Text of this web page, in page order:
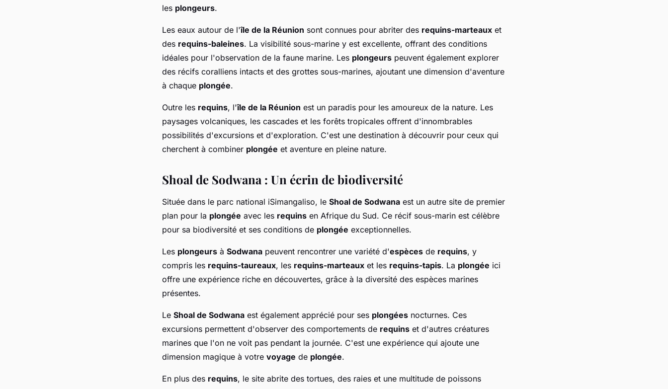
les plongeurs.
Les eaux autour de l'île de la Réunion sont connues pour abriter des requins-marteaux et
des requins-baleines. La visibilité sous-marine y est excellente, offrant des conditions
idéales pour l'observation de la faune marine. Les plongeurs peuvent également explorer
des récifs coralliens intacts et des grottes sous-marines, ajoutant une dimension d'aventure
à chaque plongée.
Outre les requins, l'île de la Réunion est un paradis pour les amoureux de la nature. Les
paysages volcaniques, les cascades et les forêts tropicales offrent d'innombrables
possibilités d'excursions et d'exploration. C'est une destination à découvrir pour ceux qui
cherchent à combiner plongée et aventure en pleine nature.
Shoal de Sodwana : Un écrin de biodiversité
Située dans le parc national iSimangaliso, le Shoal de Sodwana est un autre site de premier
plan pour la plongée avec les requins en Afrique du Sud. Ce récif sous-marin est célèbre
pour sa biodiversité et ses conditions de plongée exceptionnelles.
Les plongeurs à Sodwana peuvent rencontrer une variété d'espèces de requins, y
compris les requins-taureaux, les requins-marteaux et les requins-tapis. La plongée ici
offre une expérience riche en découvertes, grâce à la diversité des espèces marines
présentes.
Le Shoal de Sodwana est également apprécié pour ses plongées nocturnes. Ces
excursions permettent d'observer des comportements de requins et d'autres créatures
marines que l'on ne voit pas pendant la journée. C'est une expérience qui ajoute une
dimension magique à votre voyage de plongée.
En plus des requins, le site abrite des tortues, des raies et une multitude de poissons